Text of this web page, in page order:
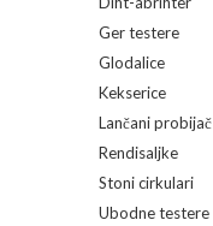
Ger testere
Glodalice
Kekserice
Lančani probijač
Rendisaljke
Stoni cirkulari
Ubodne testere